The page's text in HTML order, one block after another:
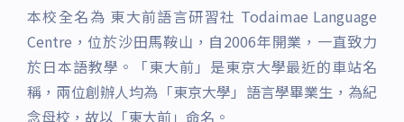
本校全名為 東大前語言研習社 Todaimae Language
Centre，位於沙田馬鞍山，自2006年開業，一直致力
於日本語教學。「東大前」是東京大學最近的車站名
稱，兩位創辦人均為「東京大學」語言學畢業生，為紀
念母校，故以「東大前」命名。